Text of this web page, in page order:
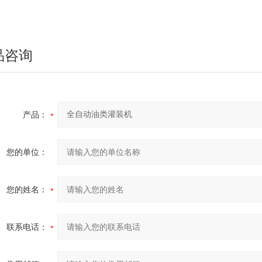
咨询
产品：
您的单位：
您的姓名：
联系电话：